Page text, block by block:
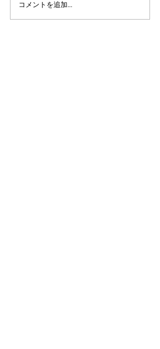
アルゴランドのポスト量
子暗号（PQC）ロードマ
コメントを追加…